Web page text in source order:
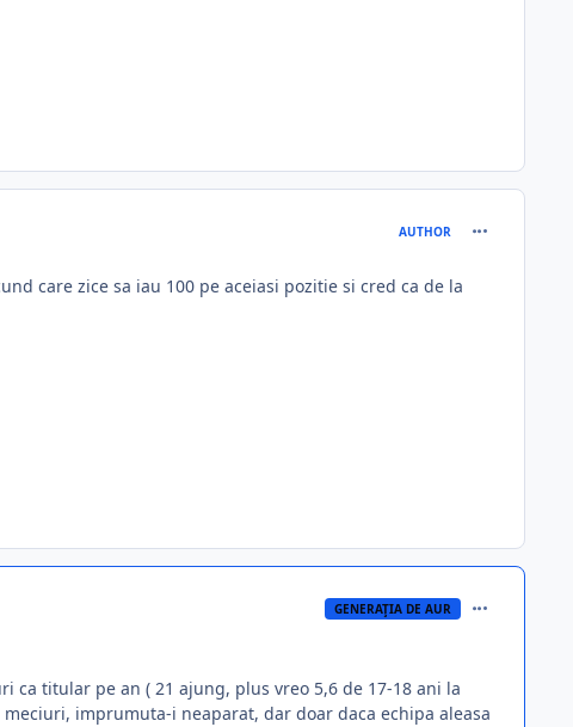
AUTHOR
care zice sa iau 100 pe aceiasi pozitie si cred ca de la
GENERAŢIA DE AUR
titular pe an ( 21 ajung, plus vreo 5,6 de 17-18 ani la
imprumuta-i neaparat, dar doar daca echipa aleasa